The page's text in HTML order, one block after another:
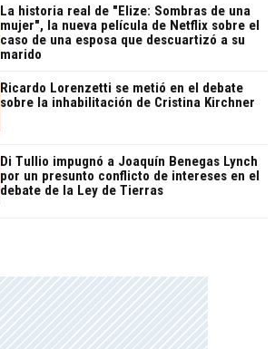
La historia real de "Elize: Sombras de una
mujer", la nueva película de Netflix sobre el
caso de una esposa que descuartizó a su
marido
Ricardo Lorenzetti se metió en el debate
sobre la inhabilitación de Cristina Kirchner
Di Tullio impugnó a Joaquín Benegas Lynch
por un presunto conflicto de intereses en el
debate de la Ley de Tierras